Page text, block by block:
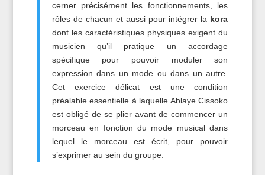
cerner précisément les fonctionnements, les
rôles de chacun et aussi pour intégrer la kora
dont les caractéristiques physiques exigent du
musicien qu’il pratique un accordage
spécifique pour pouvoir moduler son
expression dans un mode ou dans un autre.
Cet exercice délicat est une condition
préalable essentielle à laquelle Ablaye Cissoko
est obligé de se plier avant de commencer un
morceau en fonction du mode musical dans
lequel le morceau est écrit, pour pouvoir
s’exprimer au sein du groupe.